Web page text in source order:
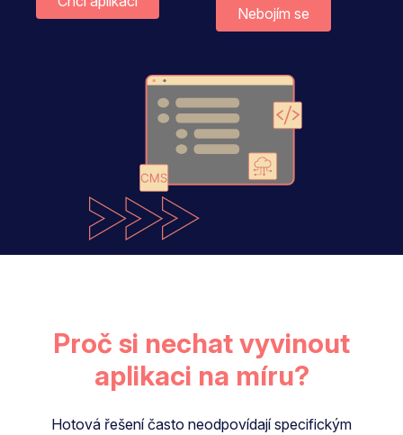
Nebojím se
Proč si nechat vyvinout
aplikaci na míru?
Hotová řešení často neodpovídají specifickým